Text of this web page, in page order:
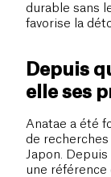
durable sans
favorise la
Depuis
elle ses
Anatae a été
de recherches
Japon.
une référence